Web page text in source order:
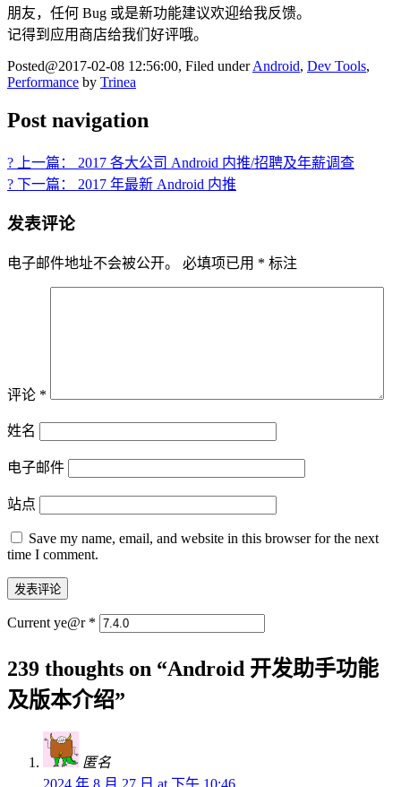
朋友，任何 Bug 或是新功能建议欢迎给我反馈。
记得到应用商店给我们好评哦。
Posted@2017-02-08 12:56:00, Filed underAndroid, Dev Tools,
Performance by Trinea
Post navigation
? 上一篇： 2017 各大公司 Android 内推/招聘及年薪调查
? 下一篇： 2017 年最新 Android 内推
发表评论
电子邮件地址不会被公开。 必填项已用 * 标注
评论 *
姓名
电子邮件
站点
Save my name, email, and website in this browser for the next
time I comment.
Current ye@r *
239 thoughts on “Android 开发助手功能
及版本介绍”
匿名
2024 年 8 月 27 日 at 下午 10:46